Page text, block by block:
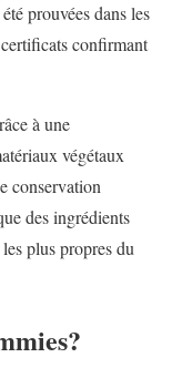
prouvées dans les
confirmant
à une
végétaux
conservation
des ingrédients
plus propres du